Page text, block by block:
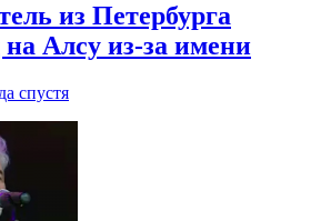
из Петербурга
на Алсу из-за имени
спустя